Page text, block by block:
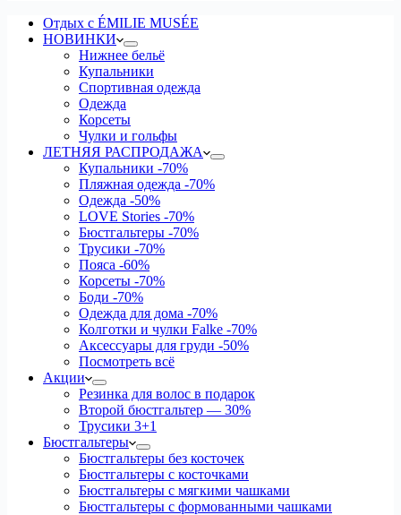
Отдых с ÉMILIE MUSÉE
НОВИНКИ
Нижнее бельё
Купальники
Спортивная одежда
Одежда
Корсеты
Чулки и гольфы
ЛЕТНЯЯ РАСПРОДАЖА
Купальники -70%
Пляжная одежда -70%
Одежда -50%
LOVE Stories -70%
Бюстгальтеры -70%
Трусики -70%
Пояса -60%
Корсеты -70%
Боди -70%
Одежда для дома -70%
Колготки и чулки Falke -70%
Аксессуары для груди -50%
Посмотреть всё
Акции
Резинка для волос в подарок
Второй бюстгальтер — 30%
Трусики 3+1
Бюстгальтеры
Бюстгальтеры без косточек
Бюстгальтеры с косточками
Бюстгальтеры с мягкими чашками
Бюстгальтеры с формованными чашками